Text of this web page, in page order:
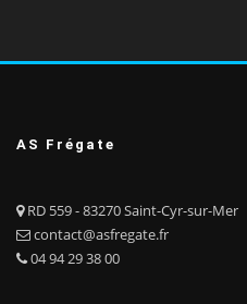
AS Frégate
RD 559 - 83270 Saint-Cyr-sur-Mer
contact@asfregate.fr
04 94 29 38 00